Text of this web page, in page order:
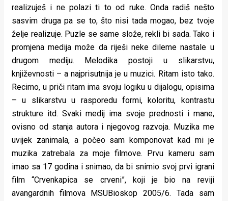
realizuješ i ne polazi ti to od ruke. Onda radiš nešto
sasvim druga pa se to, što nisi tada mogao, bez tvoje
želje realizuje. Puzle se same slože, rekli bi sada. Tako i
promjena medija može da riješi neke dileme nastale u
drugom mediju. Melodika postoji u slikarstvu,
književnosti – a najprisutnija je u muzici. Ritam isto tako.
Recimo, u priči ritam ima svoju logiku u dijalogu, opisima
– u slikarstvu u rasporedu formi, koloritu, kontrastu
strukture itd. Svaki medij ima svoje prednosti i mane,
ovisno od stanja autora i njegovog razvoja. Muzika me
uvijek zanimala, a počeo sam komponovat kad mi je
muzika zatrebala za moje filmove. Prvu kameru sam
imao sa 17 godina i snimao, da bi snimio svoj prvi igrani
film “Crvenkapica se crveni”, koji je bio na reviji
avangardnih filmova MSUBioskop 2005/6. Tada sam